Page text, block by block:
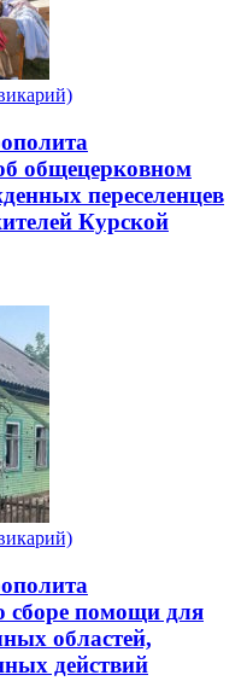
общецерковном
переселенцев
Курской
сборе помощи для
областей,
действий